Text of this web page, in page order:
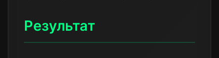
Результат